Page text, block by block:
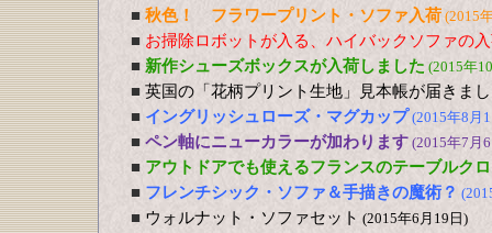
■ 秋色！ フラワープリント・ソファ入荷 (2015
■ お掃除ロボットが入る、ハイバックソファの
■ 新作シューズボックスが入荷しました (2015年
■ 英国の「花柄プリント生地」見本帳が届きま
■ イングリッシュローズ・マグカップ (2015年8月
■ ペン軸にニューカラーが加わります (2015年7月
■ アウトドアでも使えるフランスのテーブルク
■ フレンチシック・ソファ＆手描きの魔術？
■ ウォルナット・ソファセット (2015年6月19日)